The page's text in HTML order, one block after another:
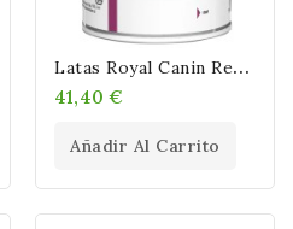
L
Atas Royal Canin Renal Special 410 Gr
41,40 €
Añadir Al Carrito